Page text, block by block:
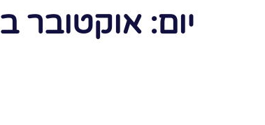
יום: אוקטובר ב11, 2023